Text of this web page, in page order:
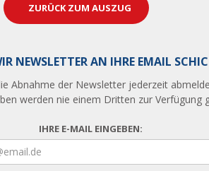
ZURÜCK ZUM AUSZUG
NEWSLETTER AN IHRE EMAIL
Abnahme der Newsletter jederzeit
werden nie einem Dritten zur Verfügung
IHRE E-MAIL EINGEBEN: